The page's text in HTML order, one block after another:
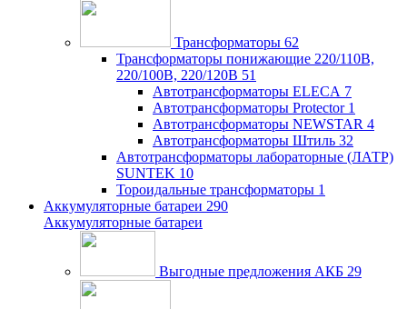
Трансформаторы 62
Трансформаторы понижающие 220/110В,
220/100В, 220/120В 51
Автотрансформаторы ELECA 7
Автотрансформаторы Protector 1
Автотрансформаторы NEWSTAR 4
Автотрансформаторы Штиль 32
Автотрансформаторы лабораторные (ЛАТР)
SUNTEK 10
Тороидальные трансформаторы 1
Аккумуляторные батареи 290
Аккумуляторные батареи
Выгодные предложения АКБ 29